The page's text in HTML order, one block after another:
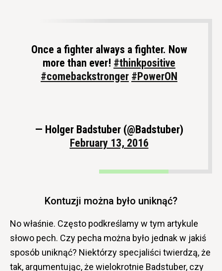
Once a fighter always a fighter. Now
more than ever! #thinkpositive
#comebackstronger #PowerON
— Holger Badstuber (@Badstuber)
February 13, 2016
Kontuzji można było uniknąć?
No właśnie. Często podkreślamy w tym artykule
słowo pech. Czy pecha można było jednak w jakiś
sposób uniknąć? Niektórzy specjaliści twierdzą, że
tak, argumentując, że wielokrotnie Badstuber, czy